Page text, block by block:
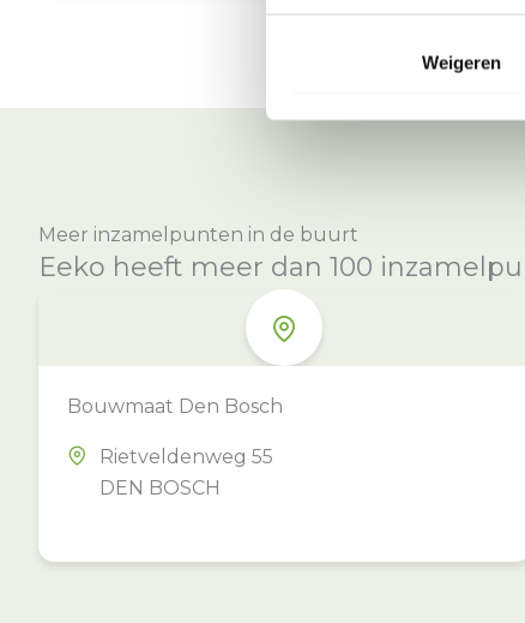
Weigeren
Meer inzamelpunten in de buurt
Eeko heeft meer dan 100
Bouwmaat Den Bosch
Rietveldenweg 55
DEN BOSCH